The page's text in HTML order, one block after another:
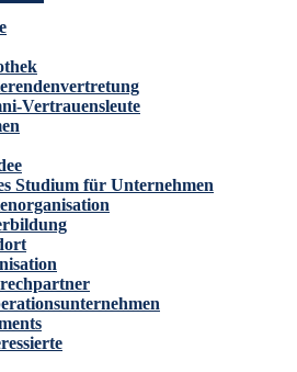
Vertrauensleute
Studium für Unternehmen